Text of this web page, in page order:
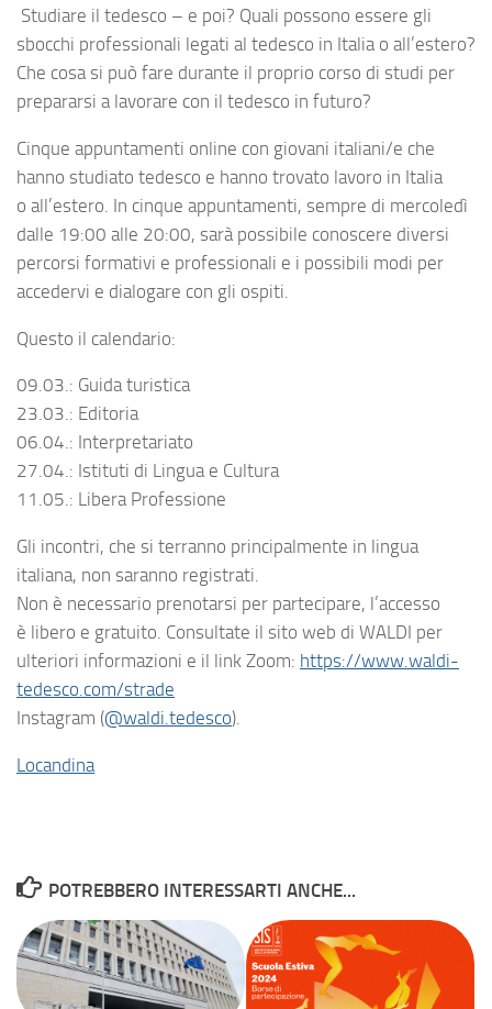
Studiare il tedesco – e poi? Quali possono essere gli
sbocchi professionali legati al tedesco in Italia o all’estero?
Che cosa si può fare durante il proprio corso di studi per
prepararsi a lavorare con il tedesco in futuro?
Cinque appuntamenti online con giovani italiani/e che
hanno studiato tedesco e hanno trovato lavoro in Italia
o all’estero. In cinque appuntamenti, sempre di mercoledì
dalle 19:00 alle 20:00, sarà possibile conoscere diversi
percorsi formativi e professionali e i possibili modi per
accedervi e dialogare con gli ospiti.
Questo il calendario:
09.03.: Guida turistica
23.03.: Editoria
06.04.: Interpretariato
27.04.: Istituti di Lingua e Cultura
11.05.: Libera Professione
Gli incontri, che si terranno principalmente in lingua
italiana, non saranno registrati.
Non è necessario prenotarsi per partecipare, l’accesso
è libero e gratuito. Consultate il sito web di WALDI per
ulteriori informazioni e il link Zoom: https://www.waldi-
tedesco.com/strade
Instagram (@waldi.tedesco).
Locandina
POTREBBERO INTERESSARTI ANCHE...